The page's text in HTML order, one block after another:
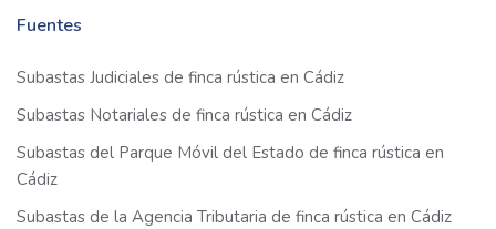
Fuentes
Subastas Judiciales de finca rústica en Cádiz
Subastas Notariales de finca rústica en Cádiz
Subastas del Parque Móvil del Estado de finca rústica en
Cádiz
Subastas de la Agencia Tributaria de finca rústica en Cádiz